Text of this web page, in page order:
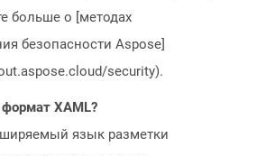
больше о [методах
безопасности Aspose]
security).
XAML?
язык разметки